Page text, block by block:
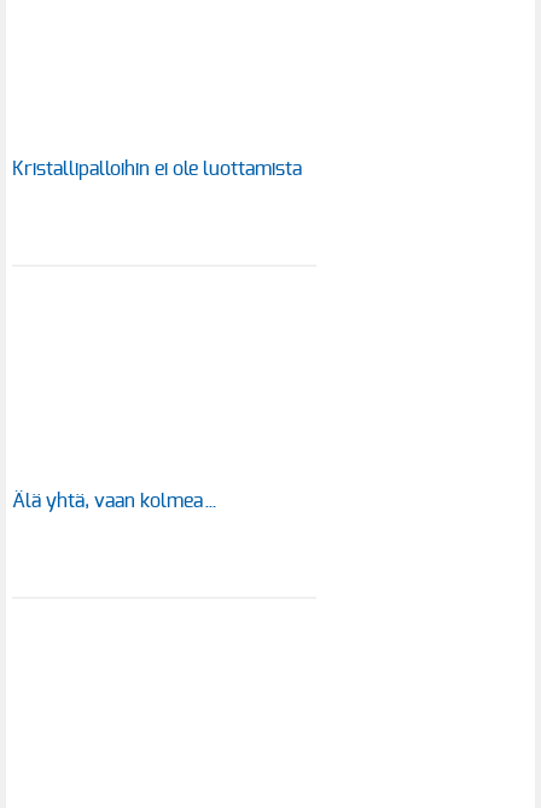
Kristallipalloihin ei ole luottamista
Älä yhtä, vaan kolmea…